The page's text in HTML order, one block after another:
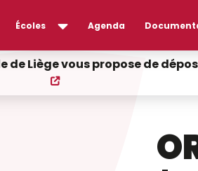
Écoles Agenda
de Liège vous propose de